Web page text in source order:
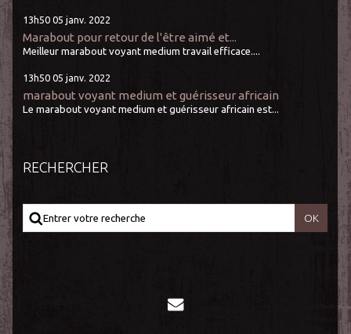
13h50 05 janv. 2022
Marabout pour retour de l'être aimé et...
Meilleur marabout voyant medium travail efficace....
13h50 05 janv. 2022
marabout voyant medium et guérisseur africain
Le marabout voyant medium et guérisseur africain est...
RECHERCHER